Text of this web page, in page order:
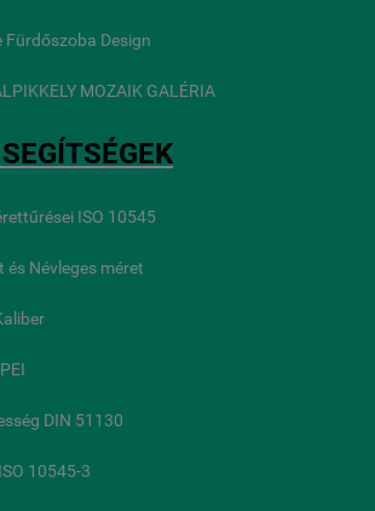
Fürdőszoba Design
MOZAIK GALÉRIA
ISO 10545
és Névleges méret
DIN 51130
10545-3